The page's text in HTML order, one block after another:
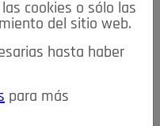
CONTACTO
cookies o sólo las
del sitio web.
hasta haber
para más